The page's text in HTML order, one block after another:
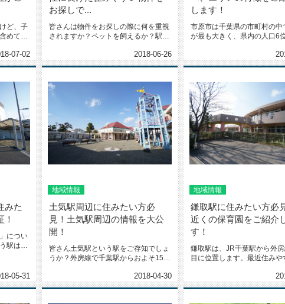
ど、子
めてな
07-02
お探しで...
皆さんは物件をお探しの際に何を重視
されますか？ペットを飼えるか？駅か
2018-06-26
します！
市原市は千葉県の市町村の中
が最も大きく、県内の人口6
みた
！
につい
駅はあ
05-31
地域情報
土気駅周辺に住みたい方必
見！土気駅周辺の情報を大公
開！
皆さん土気駅という駅をご存知でしょ
うか？外房線で千葉駅からおよそ15分
2018-04-30
地域情報
鎌取駅に住みたい方必
近くの保育園をご紹介
す！
鎌取駅は、JR千葉駅から外
目に位置します。最近住みや